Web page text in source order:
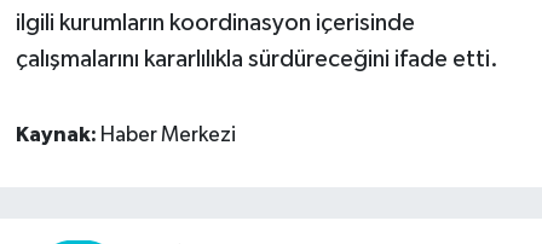
ilgili kurumların koordinasyon içerisinde
çalışmalarını kararlılıkla sürdüreceğini ifade etti.
Kaynak: Haber Merkezi